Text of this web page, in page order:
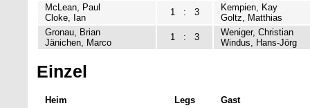
McLean, Paul
Cloke, Ian
1 : 3
Kempien, Kay
Goltz, Matthias
Gronau, Brian
Jänichen, Marco
1 : 3
Weniger, Christian
Windus, Hans-Jörg
Einzel
Heim Legs
Gast